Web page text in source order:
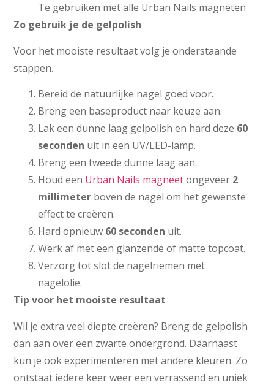
Te gebruiken met alle Urban Nails magneten
Zo gebruik je de gelpolish
Voor het mooiste resultaat volg je onderstaande
stappen.
Bereid de natuurlijke nagel goed voor.
Breng een baseproduct naar keuze aan.
Lak een dunne laag gelpolish en hard deze 60
seconden uit in een UV/LED-lamp.
Breng een tweede dunne laag aan.
Houd een Urban Nails magneetongeveer 2
millimeter boven de nagel om het gewenste
effect te creëren.
Hard opnieuw 60 seconden uit.
Werk af met een glanzende of matte topcoat.
Verzorg tot slot de nagelriemen met
nagelolie.
Tip voor het mooiste resultaat
Wil je extra veel diepte creëren? Breng de gelpolish
dan aan over een zwarte ondergrond. Daarnaast
kun je ook experimenteren met andere kleuren. Zo
ontstaat iedere keer weer een verrassend en uniek